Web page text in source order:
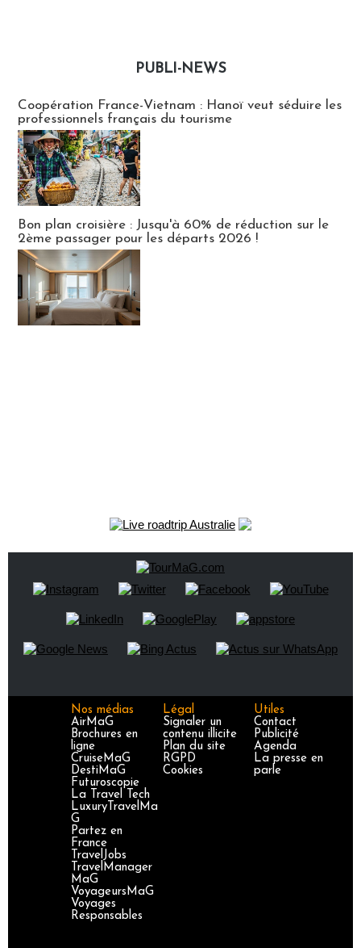
PUBLI-NEWS
Coopération France-Vietnam : Hanoï veut séduire les
professionnels français du tourisme
Bon plan croisière : Jusqu'à 60% de réduction sur le
2ème passager pour les départs 2026 !
Nos médias
AirMaG
Brochures en
ligne
CruiseMaG
DestiMaG
Futuroscopie
La Travel Tech
LuxuryTravelMa
G
Partez en
France
TravelJobs
TravelManager
MaG
VoyageursMaG
Voyages
Responsables
Légal
Signaler un
contenu illicite
Plan du site
RGPD
Cookies
Utiles
Contact
Publicité
Agenda
La presse en
parle